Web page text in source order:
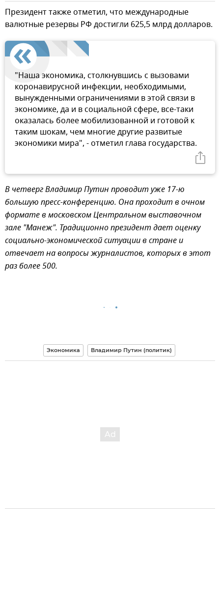
Президент также отметил, что международные
валютные резервы РФ достигли 625,5 млрд долларов.
"Наша экономика, столкнувшись с вызовами
коронавирусной инфекции, необходимыми,
вынужденными ограничениями в этой связи в
экономике, да и в социальной сфере, все-таки
оказалась более мобилизованной и готовой к
таким шокам, чем многие другие развитые
экономики мира", - отметил глава государства.
В четверг Владимир Путин проводит уже 17-ю
большую пресс-конференцию. Она проходит в очном
формате в московском Центральном выставочном
зале "Манеж". Традиционно президент дает оценку
социально-экономической ситуации в стране и
отвечает на вопросы журналистов, которых в этот
раз более 500.
Экономика Владимир Путин (политик)